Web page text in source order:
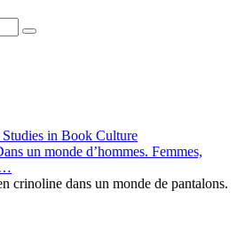
in Book Culture
un monde d’hommes. Femmes,
…
crinoline dans un monde de pantalons.